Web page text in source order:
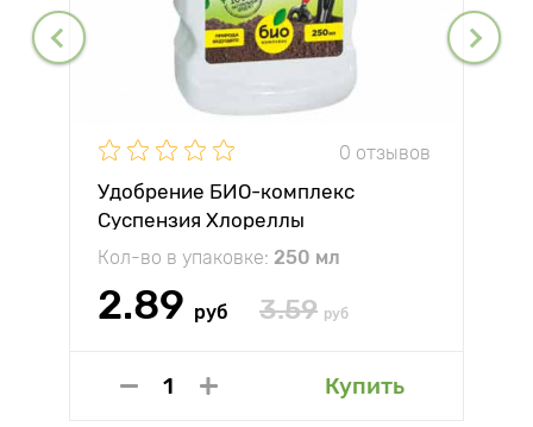
0 отзывов
Удобрение БИО-комплекс
Суспензия Хлореллы
Кол-во в упаковке: 250 мл
2.89 руб 3.59 руб
Купить